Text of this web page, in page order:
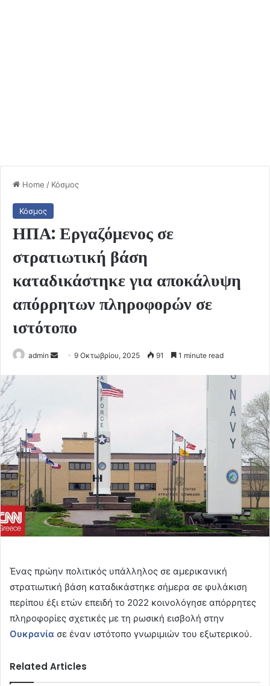
Home / Κόσμος
Κόσμος
ΗΠΑ: Εργαζόμενος σε
στρατιωτική βάση
καταδικάστηκε για αποκάλυψη
απόρρητων πληροφορών σε
ιστότοπο
admin
Send9 Οκτωβρίου, 2025 91 1 minute read
Ένας πρώην πολιτικός υπάλληλος σε αμερικανική
στρατιωτική βάση καταδικάστηκε σήμερα σε φυλάκιση
περίπου έξι ετών επειδή το 2022 κοινολόγησε απόρρητες
πληροφορίες σχετικές με τη ρωσική εισβολή στην
Ουκρανία σε έναν ιστότοπο γνωριμιών του εξωτερικού.
Related Articles